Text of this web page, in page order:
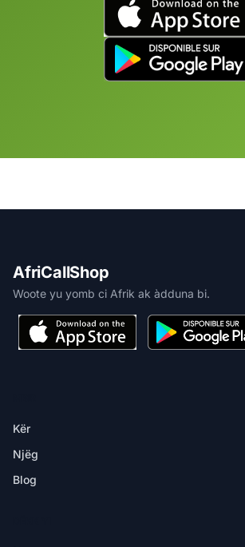
AfriCallShop
Woote yu yomb ci Afrik ak àdduna bi.
Kër
Njëg
Blog